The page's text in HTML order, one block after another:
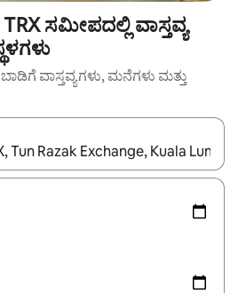
ಸಮೀಪದಲ್ಲಿ ವಾಸ್ತವ್ಯ
ವಾಸ್ತವ್ಯಗಳು, ಮನೆಗಳು ಮತ್ತು
ಅಪ್ ಮತ್ತು ಡೌನ್ ಬಾಣದ ಕೀಲಿಗಳೊಂದಿಗೆ